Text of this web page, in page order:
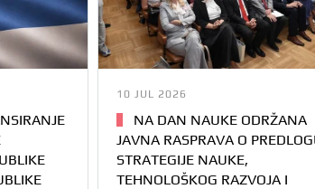
10 JUL 2026
NA DAN NAUKE ODRŽANA
JAVNA RASPRAVA O
STRATEGIJE NAUKE,
TEHNOLOŠKOG RAZVOJA I